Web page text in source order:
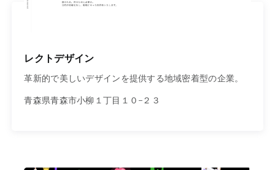
レクトデザイン
革新的で美しいデザインを提供する地域密着型の企業。
青森県青森市小柳１丁目１０−２３